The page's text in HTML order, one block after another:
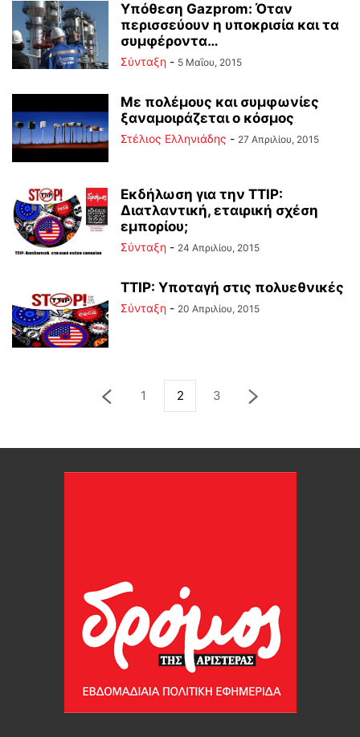
Υπόθεση Gazprom: Όταν
περισσεύουν η υποκρισία και τα
συμφέροντα…
Σύνταξη - 5 Μαΐου, 2015
Με πολέμους και συμφωνίες
ξαναμοιράζεται ο κόσμος
Στέλιος Ελληνιάδης - 27 Απριλίου, 2015
Εκδήλωση για την TTIP:
Διατλαντική, εταιρική σχέση
εμπορίου;
Σύνταξη - 24 Απριλίου, 2015
TTIP: Υποταγή στις πολυεθνικές
Σύνταξη - 20 Απριλίου, 2015
1 2 3